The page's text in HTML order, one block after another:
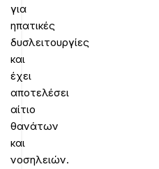
για
ηπατικές
δυσλειτουργίες
και
έχει
αποτελέσει
αίτιο
θανάτων
και
νοσηλειών.